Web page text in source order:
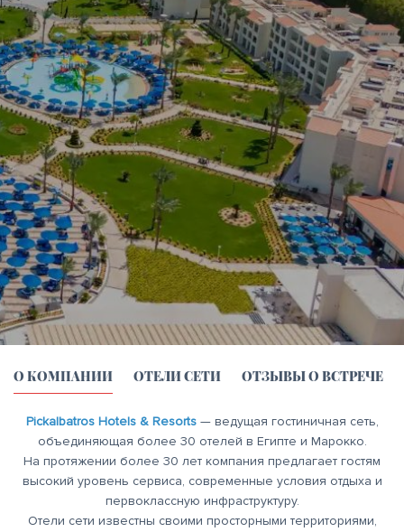
О КОМПАНИИ ОТЕЛИ СЕТИ ОТЗЫВЫ О ВСТРЕЧЕ
Pickalbatros Hotels & Resorts— ведущая гостиничная сеть,
объединяющая более 30 отелей в Египте и Марокко.
На протяжении более 30 лет компания предлагает гостям
высокий уровень сервиса, современные условия отдыха и
первоклассную инфраструктуру.
Отели сети известны своими просторными территориями,